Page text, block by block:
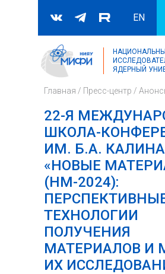
Форма поиска
Поиск
EN
ЯДЕРНЫЙ
Главная / Пресс-центр /
22-Я
ШКОЛА-
ИМ. Б.А. КАЛИНА
«НОВЫЕ
(НМ-2024):
ТЕХНОЛОГИИ
ПОЛУЧЕНИЯ
МАТЕРИАЛОВ И
ИХ